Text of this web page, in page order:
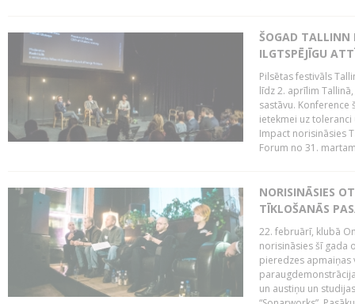
ŠOGAD TALLINN
ILGTSPĒJĪGU
Pilsētas festivāls
līdz 2. aprīlim
sastāvu.
ietekmei uz
Impact norisināsies
Forum no 31.
NORISINĀSIES
TĪKLOŠANĀS
22. februārī, klubā
norisināsies šī gada
pieredzes apmaiņas
un austiņu un